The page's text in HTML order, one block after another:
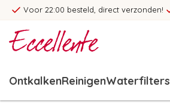
Voor 22:00 besteld, direct verzonden!
OntkalkenReinigenWaterfilters